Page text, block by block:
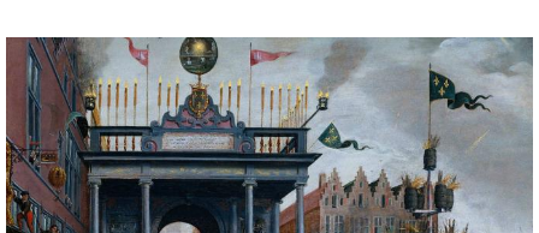
Image